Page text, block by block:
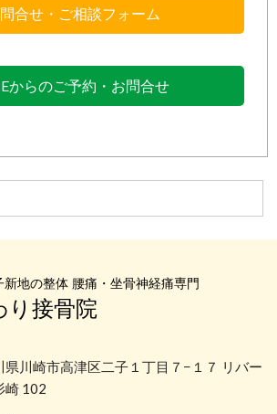
合せ・ご相談フォーム
からのご予約・お問合せ
新地の整体 腰痛・坐骨神経痛専門
り接骨院
川崎市高津区二子１丁目７−１７ リバー
崎 102